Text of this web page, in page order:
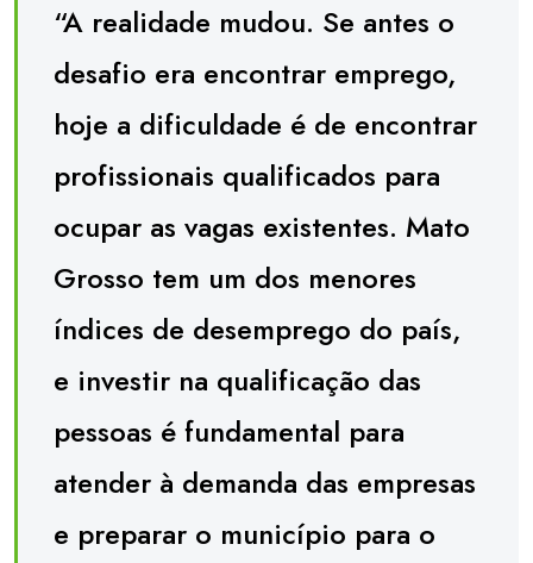
“A realidade mudou. Se antes o
desafio era encontrar emprego,
hoje a dificuldade é de encontrar
profissionais qualificados para
ocupar as vagas existentes. Mato
Grosso tem um dos menores
índices de desemprego do país,
e investir na qualificação das
pessoas é fundamental para
atender à demanda das empresas
e preparar o município para o